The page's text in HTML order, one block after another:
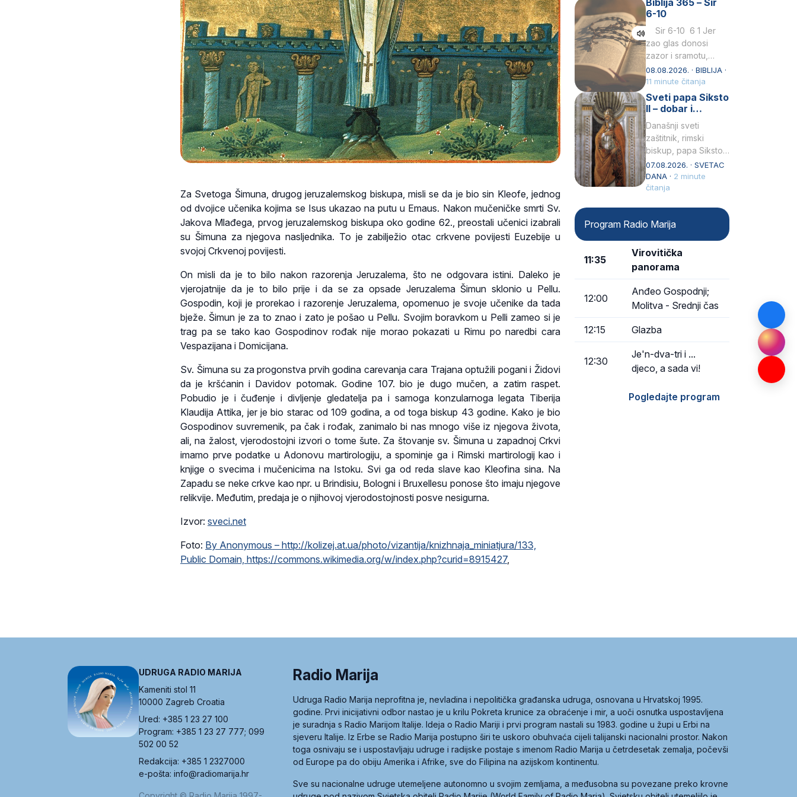
Za Svetoga Šimuna, drugog jeruzalemskog biskupa, misli se da je bio sin Kleofe, jednog
od dvojice učenika kojima se Isus ukazao na putu u Emaus. Nakon mučeničke smrti Sv.
Jakova Mlađega, prvog jeruzalemskog biskupa oko godine 62., preostali učenici izabrali
su Šimuna za njegova nasljednika. To je zabilježio otac crkvene povijesti Euzebije u
svojoj Crkvenoj povijesti.
On misli da je to bilo nakon razorenja Jeruzalema, što ne odgovara istini. Daleko je
vjerojatnije da je to bilo prije i da se za opsade Jeruzalema Šimun sklonio u Pellu.
Gospodin, koji je prorekao i razorenje Jeruzalema, opomenuo je svoje učenike da tada
bježe. Šimun je za to znao i zato je pošao u Pellu. Svojim boravkom u Pelli zameo si je
trag pa se tako kao Gospodinov rođak nije morao pokazati u Rimu po naredbi cara
Vespazijana i Domicijana.
Sv. Šimuna su za progonstva prvih godina carevanja cara Trajana optužili pogani i Židovi
da je kršćanin i Davidov potomak. Godine 107. bio je dugo mučen, a zatim raspet.
Pobudio je i čuđenje i divljenje gledatelja pa i samoga konzularnoga legata Tiberija
Klaudija Attika, jer je bio starac od 109 godina, a od toga biskup 43 godine. Kako je bio
Gospodinov suvremenik, pa čak i rođak, zanimalo bi nas mnogo više iz njegova života,
ali, na žalost, vjerodostojni izvori o tome šute. Za štovanje sv. Šimuna u zapadnoj Crkvi
imamo prve podatke u Adonovu martirologiju, a spominje ga i Rimski martirologij kao i
knjige o svecima i mučenicima na Istoku. Svi ga od reda slave kao Kleofina sina. Na
Zapadu se neke crkve kao npr. u Brindisiu, Bologni i Bruxellesu ponose što imaju njegove
relikvije. Međutim, predaja je o njihovoj vjerodostojnosti posve nesigurna.
Izvor: sveci.net
Foto: By Anonymous – http://kolizej.at.ua/photo/vizantija/knizhnaja_miniatjura/133,
Public Domain, https://commons.wikimedia.org/w/index.php?curid=8915427,
Praedicatorum – OP).
Svojim životom,
dubokom ljubavlju
prema Kristu…
Biblija 365 – Sir
6-10
Sir 6-10 6 1 Jer
zao glas donosi
zazor i sramotu,
kako to biva
grešniku
licemjernom.2 Ne
predaj se u…
08.08.2026. · BIBLIJA ·
11 minute čitanja
Sveti papa Siksto
II – dobar i
miroljubiv pastir
Današnji sveti
zaštitnik, rimski
biskup, papa Siksto
(Sixtus) II, prema
knjizi Liber
Pontificalis bio je
Obnovio je odnose s
afričkim…
07.08.2026. · SVETAC
DANA · 2 minute
čitanja
Program Radio Marija
11:35
Virovitička
panorama
12:00
Anđeo Gospodnji;
Molitva - Srednji čas
12:15 Glazba
12:30
Je'n-dva-tri i ...
djeco, a sada vi!
Pogledajte program
UDRUGA RADIO MARIJA
Kameniti stol 11
10000 Zagreb Croatia
Ured: +385 1 23 27 100
Program: +385 1 23 27 777; 099
502 00 52
Redakcija: +385 1 2327000
e-pošta: info@radiomarija.hr
Radio Marija
Udruga Radio Marija neprofitna je, nevladina i nepolitička građanska udruga, osnovana u Hrvatskoj 1995.
godine. Prvi inicijativni odbor nastao je u krilu Pokreta krunice za obraćenje i mir, a uoči osnutka uspostavljena
je suradnja s Radio Marijom Italije. Ideja o Radio Mariji i prvi program nastali su 1983. godine u župi u Erbi na
sjeveru Italije. Iz Erbe se Radio Marija postupno širi te uskoro obuhvaća cijeli talijanski nacionalni prostor. Nakon
toga osnivaju se i uspostavljaju udruge i radijske postaje s imenom Radio Marija u četrdesetak zemalja, počevši
od Europe pa do obiju Amerika i Afrike, sve do Filipina na azijskom kontinentu.
Sve su nacionalne udruge utemeljene autonomno u svojim zemljama, a međusobna su povezane preko krovne